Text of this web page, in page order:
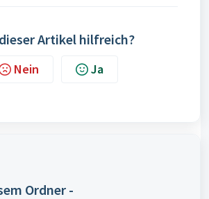
Artikel hilfreich?
Nein Ja
Ordner -